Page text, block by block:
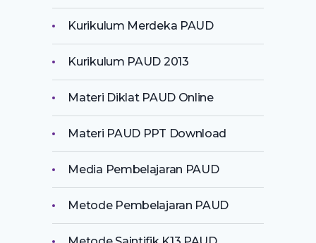
Kurikulum Merdeka PAUD
Kurikulum PAUD 2013
Materi Diklat PAUD Online
Materi PAUD PPT Download
Media Pembelajaran PAUD
Metode Pembelajaran PAUD